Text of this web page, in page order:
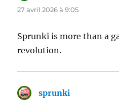
27 avril 2026 à 9:05
Sprunki is more than a
revolution.
sprunki